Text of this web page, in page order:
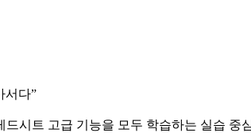
서다”
시트 고급 기능을 모두 학습하는 실습 중